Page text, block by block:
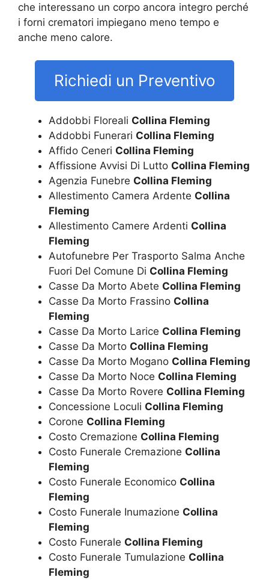
che interessano un corpo ancora integro perché
i forni crematori impiegano meno tempo e
anche meno calore.
Richiedi un Preventivo
Addobbi Floreali Collina Fleming
Addobbi Funerari Collina Fleming
Affido Ceneri Collina Fleming
Affissione Avvisi Di Lutto Collina Fleming
Agenzia Funebre Collina Fleming
Allestimento Camera Ardente Collina
Fleming
Allestimento Camere Ardenti Collina
Fleming
Autofunebre Per Trasporto Salma Anche
Fuori Del Comune Di Collina Fleming
Casse Da Morto Abete Collina Fleming
Casse Da Morto Frassino Collina
Fleming
Casse Da Morto Larice Collina Fleming
Casse Da Morto Collina Fleming
Casse Da Morto Mogano Collina Fleming
Casse Da Morto Noce Collina Fleming
Casse Da Morto Rovere Collina Fleming
Concessione Loculi Collina Fleming
Corone Collina Fleming
Costo Cremazione Collina Fleming
Costo Funerale Cremazione Collina
Fleming
Costo Funerale Economico Collina
Fleming
Costo Funerale Inumazione Collina
Fleming
Costo Funerale Collina Fleming
Costo Funerale Tumulazione Collina
Fleming